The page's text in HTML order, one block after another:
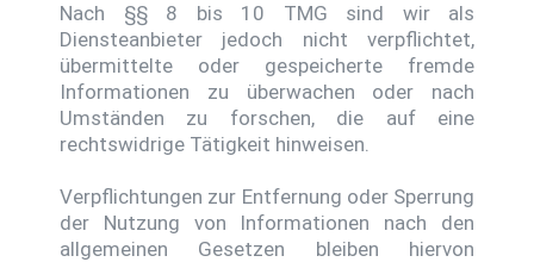
Nach §§ 8 bis 10 TMG sind wir als
Diensteanbieter jedoch nicht verpflichtet,
übermittelte oder gespeicherte fremde
Informationen zu überwachen oder nach
Umständen zu forschen, die auf eine
rechtswidrige Tätigkeit hinweisen.
Verpflichtungen zur Entfernung oder Sperrung
der Nutzung von Informationen nach den
allgemeinen Gesetzen bleiben hiervon